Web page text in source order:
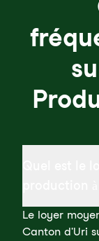
Le loyer
Canton d'Uri